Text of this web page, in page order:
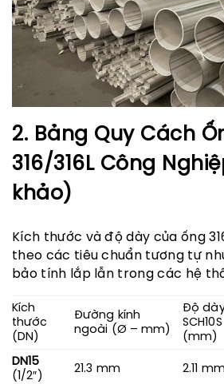
2. Bảng Quy Cách
316/316L Công
khảo)
Kích thước và độ dày của ống
theo các tiêu chuẩn tương tự
bảo tính lắp lẫn trong các hệ
Kích
thước
(DN)
Đường kính
ngoài (Ø – mm)
Độ
SCH10S
(mm)
DN15
(1/2″)
21.3 mm 2.11 mm